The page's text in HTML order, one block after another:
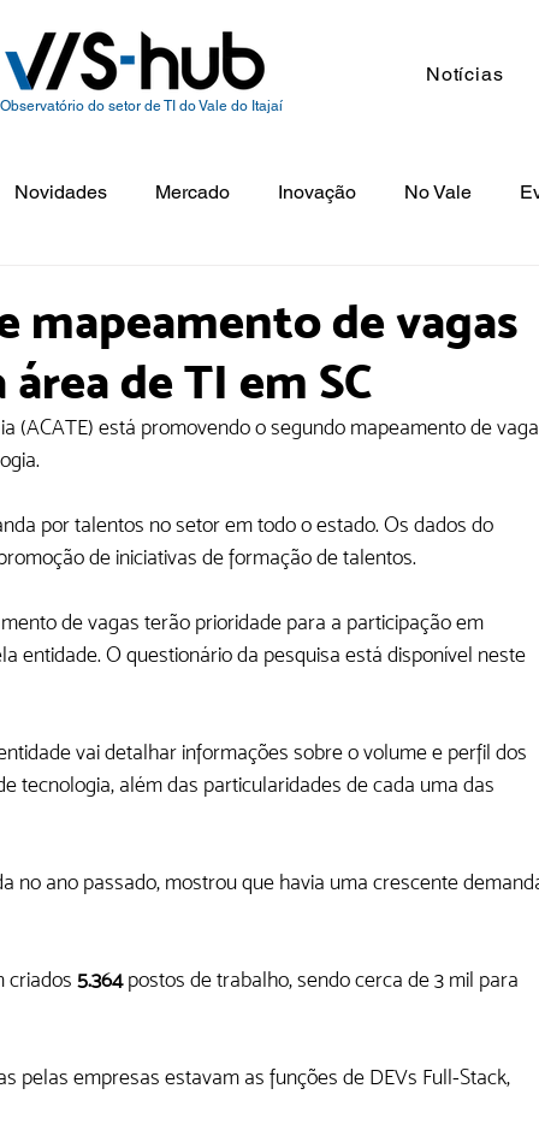
Observatório do setor de TI do Vale do Itajaí
Notícias
Novidades Mercado Inovação No Vale
mapeamento de vagas
de TI em SC
(ACATE) está promovendo o segundo mapeamento de
por talentos no setor em todo o estado. Os dados do
de iniciativas de formação de talentos.
de vagas terão prioridade para a participação em
entidade. O questionário da pesquisa está disponível neste
vai detalhar informações sobre o volume e perfil dos
tecnologia, além das particularidades de cada uma das
no ano passado, mostrou que havia uma crescente
criados 5.364 postos de trabalho, sendo cerca de 3 mil para
pelas empresas estavam as funções de DEVs Full-Stack,